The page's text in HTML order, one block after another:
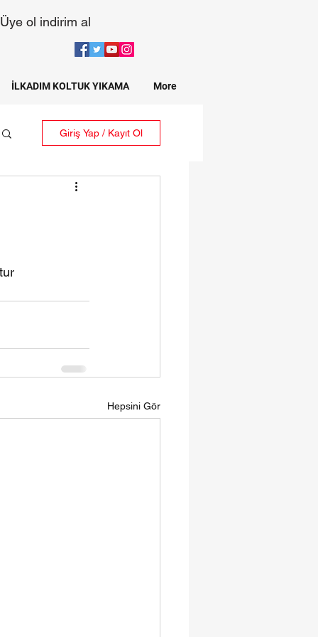
Üye ol indirim al
İLKADIM KOLTUK YIKAMA More
Giriş Yap / Kayıt Ol
Hepsini Gör